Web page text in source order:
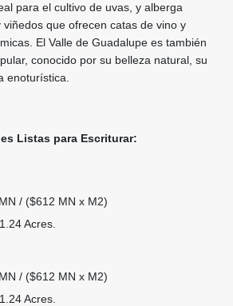
para el cultivo de uvas, y alberga
que ofrecen catas de vino y
El Valle de Guadalupe es también
conocido por su belleza natural, su
enoturística.
Listas para Escriturar:
/ ($612 MN x M2)
Acres.
/ ($612 MN x M2)
Acres.